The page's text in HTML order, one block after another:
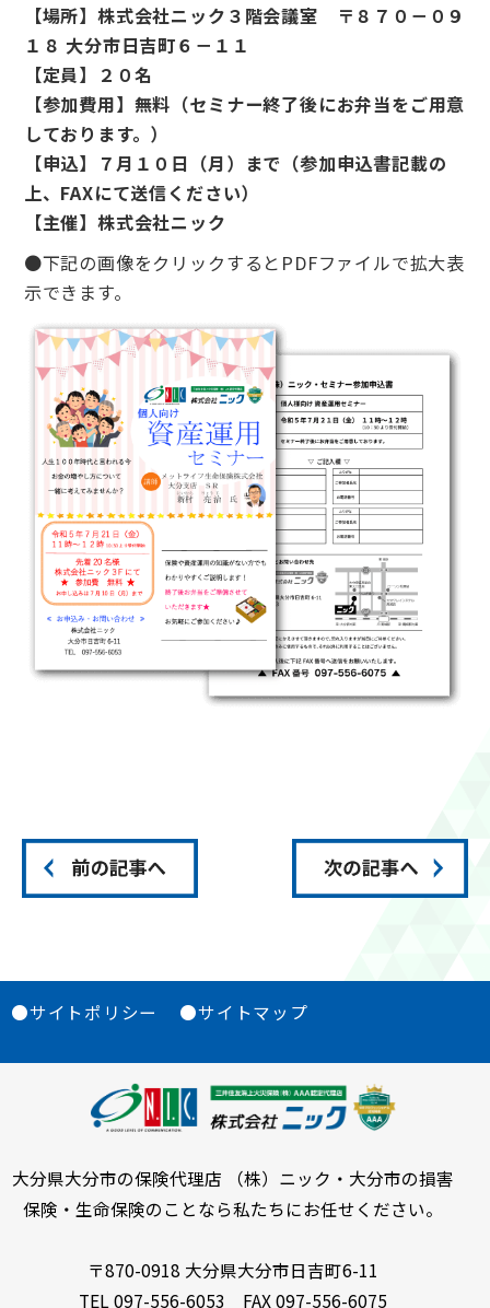
【場所】株式会社ニック３階会議室 〒８７０－０９
１８ 大分市日吉町６－１１
【定員】２０名
【参加費用】無料（セミナー終了後にお弁当をご用意
しております。）
【申込】７月１０日（月）まで（参加申込書記載の
上、FAXにて送信ください）
【主催】株式会社ニック
●下記の画像をクリックするとPDFファイルで拡大表
示できます。
●サイトポリシー ●サイトマップ
大分県大分市の保険代理店 （株）ニック・大分市の損害
保険・生命保険のことなら私たちにお任せください。
〒870-0918 大分県大分市日吉町6-11
TEL 097-556-6053 FAX 097-556-6075